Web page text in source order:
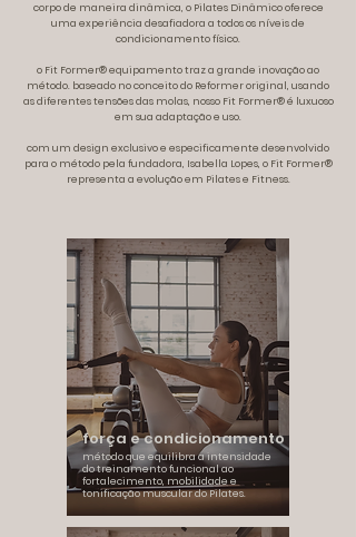
corpo de maneira dinâmica, o Pilates Dinâmico oferece
uma experiência desafiadora a todos os níveis de
condicionamento físico.
o Fit Former® equipamento traz a grande inovação ao
método. baseado no conceito do Reformer original, usando
as diferentes tensões das molas, nosso Fit Former® é luxuoso
em sua adaptação e uso.
com um design exclusivo e especificamente desenvolvido
para o método pela fundadora, Isabella Lopes, o Fit Former®
representa a evolução em Pilates e Fitness.
força e condicionamento
método que equilibra a intensidade
do treinamento funcional ao
fortalecimento, mobilidade e
tonificação muscular do Pilates.